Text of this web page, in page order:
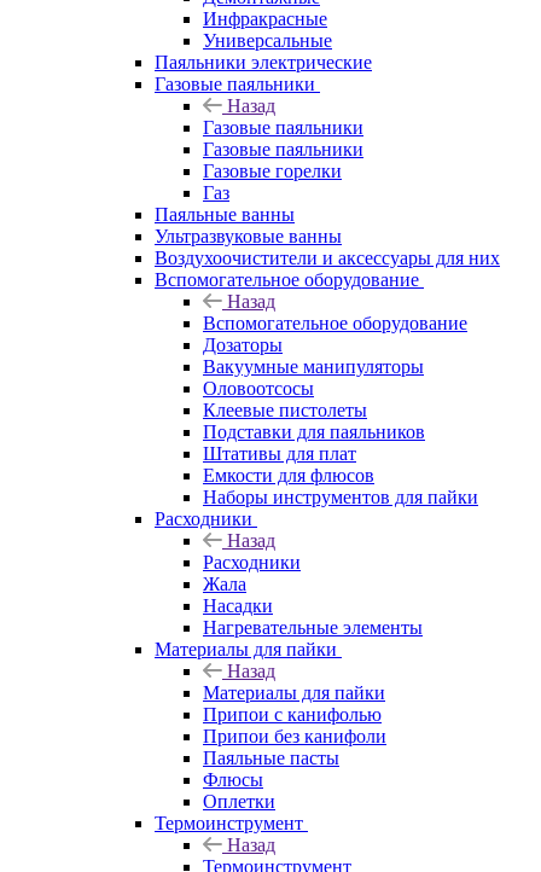
Инфракрасные
Универсальные
Паяльники электрические
Газовые паяльники
Назад
Газовые паяльники
Газовые паяльники
Газовые горелки
Газ
Паяльные ванны
Ультразвуковые ванны
Воздухоочистители и аксессуары для них
Вспомогательное оборудование
Назад
Вспомогательное оборудование
Дозаторы
Вакуумные манипуляторы
Оловоотсосы
Клеевые пистолеты
Подставки для паяльников
Штативы для плат
Емкости для флюсов
Наборы инструментов для пайки
Расходники
Назад
Расходники
Жала
Насадки
Нагревательные элементы
Материалы для пайки
Назад
Материалы для пайки
Припои с канифолью
Припои без канифоли
Паяльные пасты
Флюсы
Оплетки
Термоинструмент
Назад
Термоинструмент